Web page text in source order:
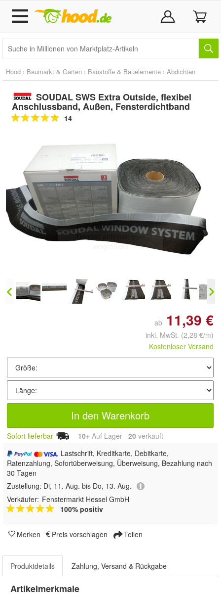
Hood › Baumarkt & Garten › Baustoffe & Bauelemente › Abdichten
SOUDAL SWS Extra Outside, flexibel
Anschlussband, Außen, Fensterdichtband
14
Doppelt antippen zum
vergrößern
ab 11,39 €
inkl. MwSt. (2,28 €/m)
Kostenloser Versand
In den Warenkorb
Sofort lieferbar 10+ Auf Lager 20 verkauft
, Lastschrift, Kreditkarte, Debitkarte,
Ratenzahlung, Sofortüberweisung, Überweisung, Bezahlung nach
30 Tagen
Zustellung: Di, 11. Aug. bis Do, 13. Aug.
Verkäufer: Fenstermarkt Hessel GmbH
100% positiv
Merken Preis vorschlagen Teilen
Produktdetails Zahlung, Versand & Rückgabe
Artikelmerkmale